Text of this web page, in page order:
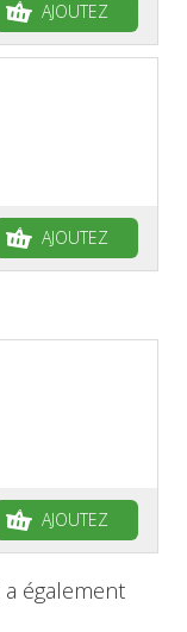
AJOUTEZ
AJOUTEZ
AJOUTEZ
a également